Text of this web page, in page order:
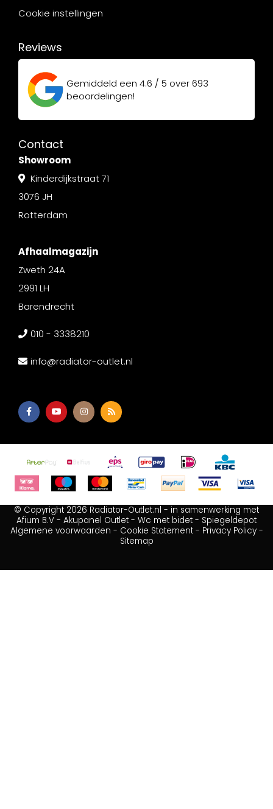
Cookie instellingen
Reviews
Gemiddeld een 4.6 / 5 over693
beoordelingen!
Contact
Showroom
Kinderdijkstraat 71
3076 JH
Rotterdam
Afhaalmagazijn
Zweth 24A
2991 LH
Barendrecht
010 - 3338210
info@radiator-outlet.nl
© Copyright 2026 Radiator-Outlet.nl - in samenwerking met
Afium B.V - Akupanel Outlet - Wc met bidet - Spiegeldepot
Algemene voorwaarden - Cookie Statement- Privacy Policy-
Sitemap